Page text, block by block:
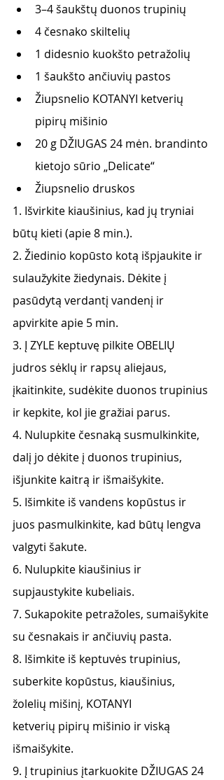
3–4 šaukštų duonos trupinių
4 česnako skiltelių
1 didesnio kuokšto petražolių
1 šaukšto ančiuvių pastos
Žiupsnelio KOTANYI ketverių
pipirų mišinio
20 g DŽIUGAS 24 mėn. brandinto
kietojo sūrio „Delicate“
Žiupsnelio druskos
1. Išvirkite kiaušinius, kad jų tryniai
būtų kieti (apie 8 min.).
2. Žiedinio kopūsto kotą išpjaukite ir
sulaužykite žiedynais. Dėkite į
pasūdytą verdantį vandenį ir
apvirkite apie 5 min.
3. Į ZYLE keptuvę pilkite OBELIŲ
judros sėklų ir rapsų aliejaus,
įkaitinkite, sudėkite duonos trupinius
ir kepkite, kol jie gražiai parus.
4. Nulupkite česnaką susmulkinkite,
dalį jo dėkite į duonos trupinius,
išjunkite kaitrą ir išmaišykite.
5. Išimkite iš vandens kopūstus ir
juos pasmulkinkite, kad būtų lengva
valgyti šakute.
6. Nulupkite kiaušinius ir
supjaustykite kubeliais.
7. Sukapokite petražoles, sumaišykite
su česnakais ir ančiuvių pasta.
8. Išimkite iš keptuvės trupinius,
suberkite kopūstus, kiaušinius,
žolelių mišinį, KOTANYI
ketverių pipirų mišinio ir viską
išmaišykite.
9. Į trupinius įtarkuokite DŽIUGAS 24